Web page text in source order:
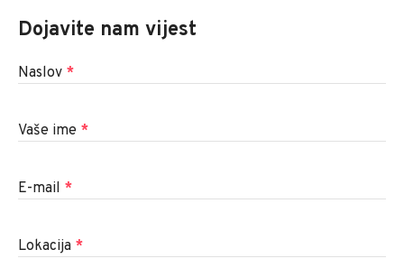
Dojavite nam vijest
Naslov *
Vaše ime *
E-mail *
Lokacija *